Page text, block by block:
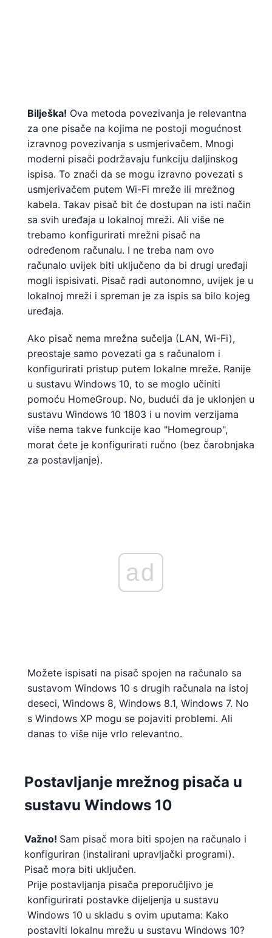
Bilješka! Ova metoda povezivanja je relevantna
za one pisače na kojima ne postoji mogućnost
izravnog povezivanja s usmjerivačem. Mnogi
moderni pisači podržavaju funkciju daljinskog
ispisa. To znači da se mogu izravno povezati s
usmjerivačem putem Wi-Fi mreže ili mrežnog
kabela. Takav pisač bit će dostupan na isti način
sa svih uređaja u lokalnoj mreži. Ali više ne
trebamo konfigurirati mrežni pisač na
određenom računalu. I ne treba nam ovo
računalo uvijek biti uključeno da bi drugi uređaji
mogli ispisivati. Pisač radi autonomno, uvijek je u
lokalnoj mreži i spreman je za ispis sa bilo kojeg
uređaja.
Ako pisač nema mrežna sučelja (LAN, Wi-Fi),
preostaje samo povezati ga s računalom i
konfigurirati pristup putem lokalne mreže. Ranije
u sustavu Windows 10, to se moglo učiniti
pomoću HomeGroup. No, budući da je uklonjen u
sustavu Windows 10 1803 i u novim verzijama
više nema takve funkcije kao "Homegroup",
morat ćete je konfigurirati ručno (bez čarobnjaka
za postavljanje).
ad
Možete ispisati na pisač spojen na računalo sa
sustavom Windows 10 s drugih računala na istoj
deseci, Windows 8, Windows 8.1, Windows 7. No
s Windows XP mogu se pojaviti problemi. Ali
danas to više nije vrlo relevantno.
Postavljanje mrežnog pisača u
sustavu Windows 10
Važno! Sam pisač mora biti spojen na računalo i
konfiguriran (instalirani upravljački programi).
Pisač mora biti uključen.
Prije postavljanja pisača preporučljivo je
konfigurirati postavke dijeljenja u sustavu
Windows 10 u skladu s ovim uputama: Kako
postaviti lokalnu mrežu u sustavu Windows 10?